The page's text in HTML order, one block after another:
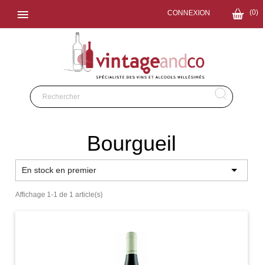
 (0)
CONNEXION
Bourgueil
En stock en premier 
Affichage 1-1 de 1 article(s)